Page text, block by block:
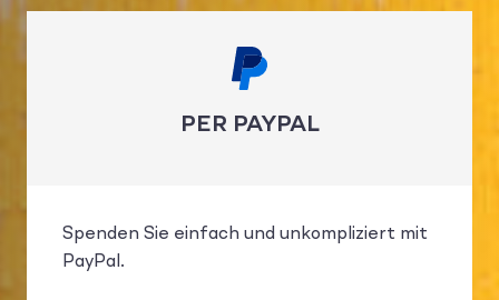
PER PAYPAL
Spenden Sie einfach und unkompliziert mit
PayPal.